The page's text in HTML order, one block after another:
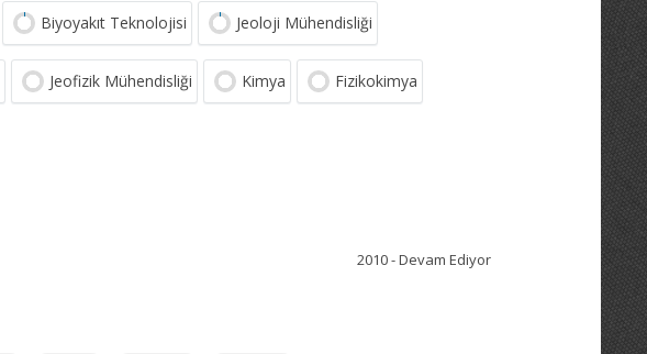
Biyoyakıt Teknolojisi Jeoloji Mühendisliği
Jeofizik Mühendisliği Kimya Fizikokimya
2010 - Devam Ediyor